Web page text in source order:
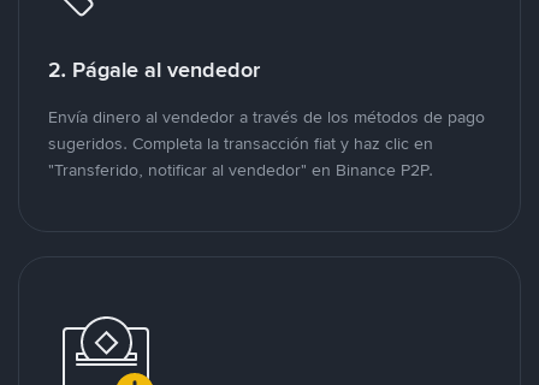
2. Págale al vendedor
Envía dinero al vendedor a través de los métodos de pago
sugeridos. Completa la transacción fiat y haz clic en
"Transferido, notificar al vendedor" en Binance P2P.